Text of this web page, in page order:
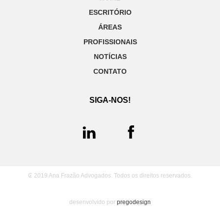
ESCRITÓRIO
ÁREAS
PROFISSIONAIS
NOTÍCIAS
CONTATO
SIGA-NOS!
₢ 2019 Ana Frazão Advogados. Todos os direitos reservados.
desenvolvido por pregodesign